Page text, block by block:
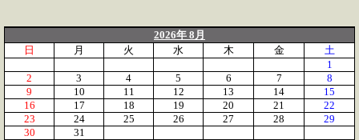
2026年 8月
日
月 火 水 木 金
土
1
2
3 4 5 6 7
8
9
10 11 12 13 14
15
16
17 18 19 20 21
22
23
24 25 26 27 28
29
30
31